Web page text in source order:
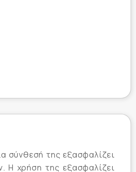
σύνθεσή της εξασφαλίζει
Η χρήση της εξασφαλίζει